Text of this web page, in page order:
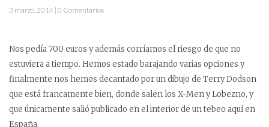
3 marzo, 2014 | 0 Comentarios
Nos pedía 700 euros y además corríamos el riesgo de que no
estuviera a tiempo. Hemos estado barajando varias opciones y
finalmente nos hemos decantado por un dibujo de Terry Dodson
que está francamente bien, donde salen los X-Men y Lobezno, y
que únicamente salió publicado en el interior de un tebeo aquí en
España.